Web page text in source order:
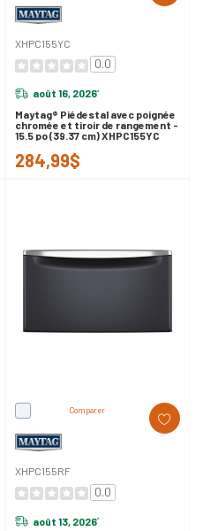
XHPC155YC
0.0
août 16, 2026*
Maytag® Piédestal avec poignée
chromée et tiroir de rangement -
15.5 po (39.37 cm) XHPC155YC
284,99$
Comparer
XHPC155RF
0.0
août 13, 2026*